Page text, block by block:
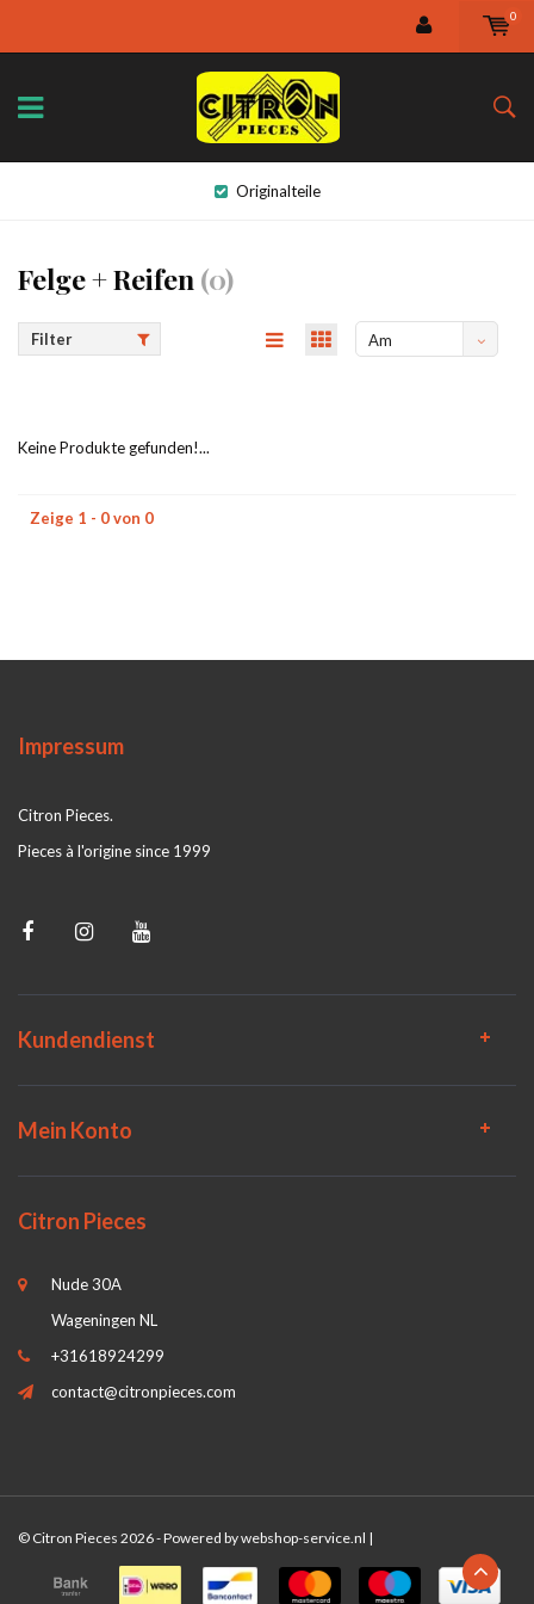
0
Originalteile
Felge + Reifen (0)
Filter
Am
Keine Produkte gefunden!...
Zeige 1 - 0 von 0
Impressum
Citron Pieces.
Pieces à l'origine since 1999
Kundendienst
Mein Konto
Citron Pieces
Nude 30A
Wageningen NL
+31618924299
contact@citronpieces.com
© Citron Pieces 2026 - Powered bywebshop-service.nl |